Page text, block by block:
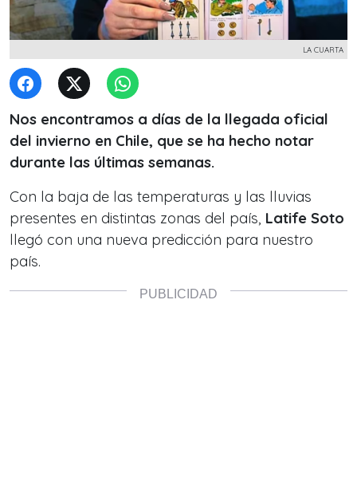
LA CUARTA
Nos encontramos a días de la llegada oficial
del invierno en Chile, que se ha hecho notar
durante las últimas semanas.
Con la baja de las temperaturas y las lluvias
presentes en distintas zonas del país, Latife Soto
llegó con una nueva predicción para nuestro
país.